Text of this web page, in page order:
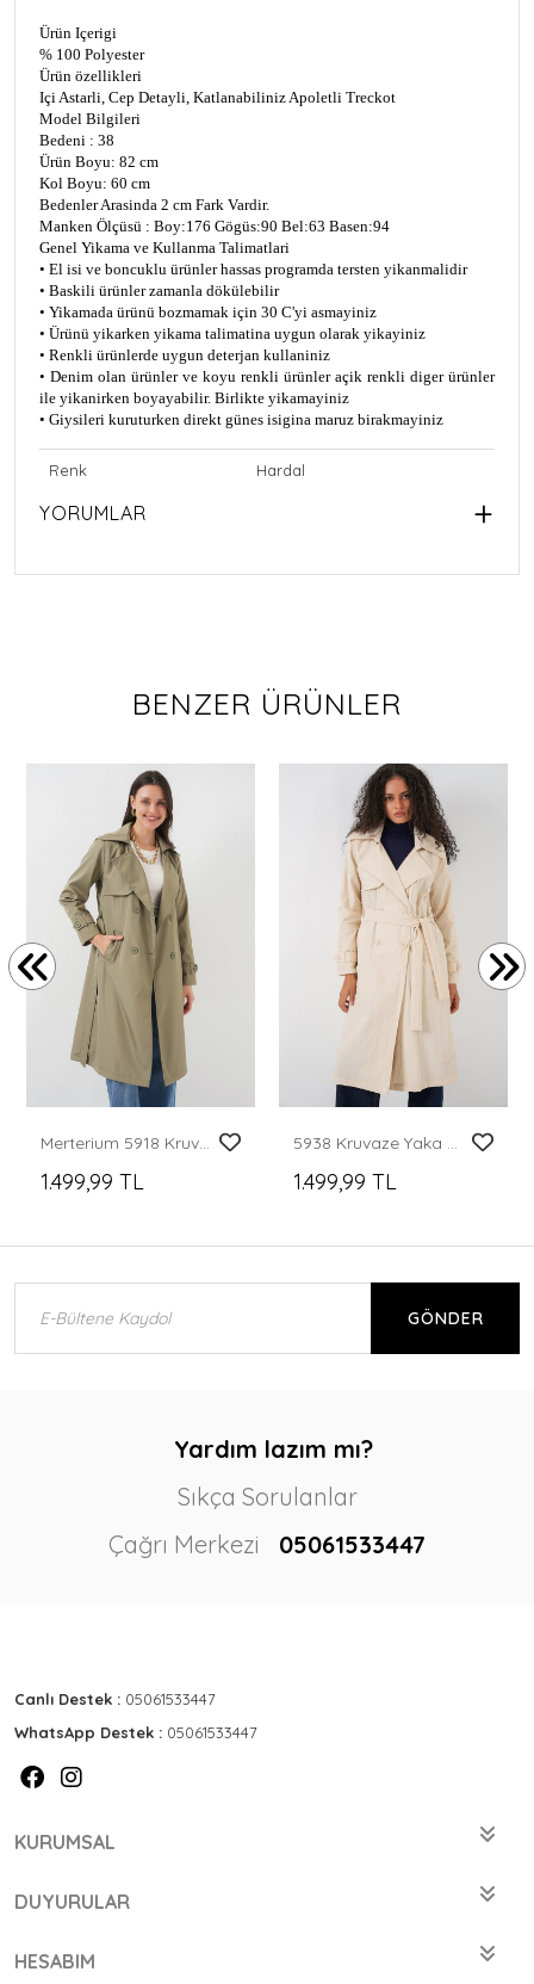
Ürün Içerigi
% 100 Polyester
Ürün özellikleri
Içi Astarli, Cep Detayli, Katlanabiliniz Apoletli Treckot
Model Bilgileri
Bedeni : 38
Ürün Boyu: 82 cm
Kol Boyu: 60 cm
Bedenler Arasinda 2 cm Fark Vardir.
Manken Ölçüsü : Boy:176 Gögüs:90 Bel:63 Basen:94
Genel Yikama ve Kullanma Talimatlari
• El isi ve boncuklu ürünler hassas programda tersten yikanmalidir
• Baskili ürünler zamanla dökülebilir
• Yikamada ürünü bozmamak için 30 C'yi asmayiniz
• Ürünü yikarken yikama talimatina uygun olarak yikayiniz
• Renkli ürünlerde uygun deterjan kullaniniz
• Denim olan ürünler ve koyu renkli ürünler açik renkli diger ürünler
ile yikanirken boyayabilir. Birlikte yikamayiniz
• Giysileri kuruturken direkt günes isigina maruz birakmayiniz
Renk Hardal
YORUMLAR
BENZER ÜRÜNLER
Merterium 5918 Kruvaze Yaka Trençkot - Çağla
1.499,99 TL
5938 Kruvaze Yaka Trençkot - Krem
1.499,99 TL
GÖNDER
Yardım lazım mı?
Sıkça Sorulanlar
Çağrı Merkezi
05061533447
Canlı Destek : 05061533447
WhatsApp Destek : 05061533447
KURUMSAL
DUYURULAR
HESABIM